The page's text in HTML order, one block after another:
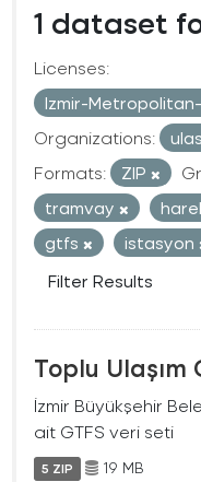
1 dataset
Licenses:
Izmir-
Organizations:
Formats:
ZIP
tramvay
gtfs
istasyon
Filter Results
Toplu Ulaşım
İzmir Büyükşehir
ait GTFS veri seti
5 ZIP 19 MB